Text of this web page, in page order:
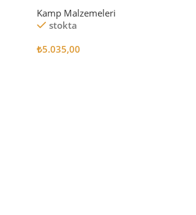
Kamp Malzemeleri
stokta
₺5.035,00